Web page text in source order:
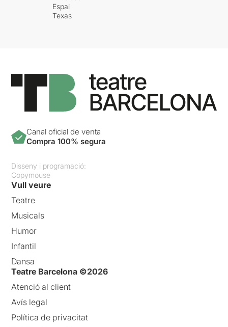
Espai
Texas
Canal oficial de venta
Compra 100% segura
Disseny i programació:
Copymouse
Vull veure
Teatre
Musicals
Humor
Infantil
Dansa
Teatre Barcelona ©2026
Atenció al client
Avís legal
Política de privacitat